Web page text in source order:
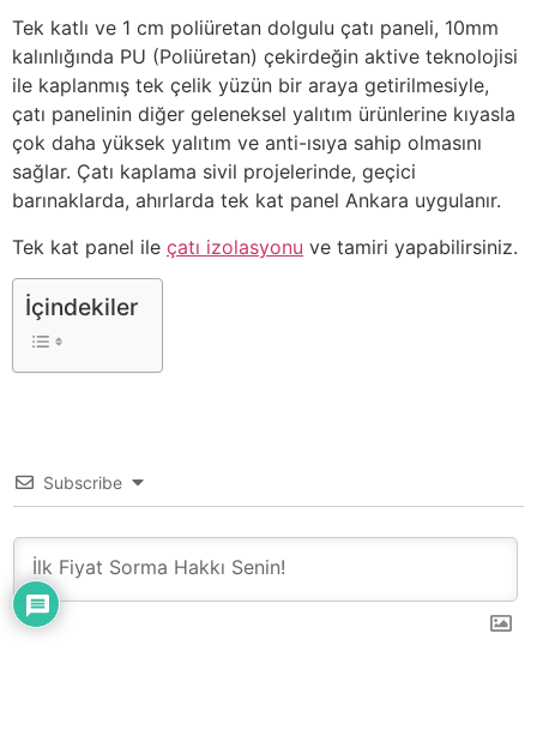
Tek katlı ve 1 cm poliüretan dolgulu çatı paneli, 10mm
kalınlığında PU (Poliüretan) çekirdeğin aktive teknolojisi
ile kaplanmış tek çelik yüzün bir araya getirilmesiyle,
çatı panelinin diğer geleneksel yalıtım ürünlerine kıyasla
çok daha yüksek yalıtım ve anti-ısıya sahip olmasını
sağlar. Çatı kaplama sivil projelerinde, geçici
barınaklarda, ahırlarda tek kat panel Ankara uygulanır.
Tek kat panel ile çatı izolasyonu ve tamiri yapabilirsiniz.
İçindekiler
Subscribe